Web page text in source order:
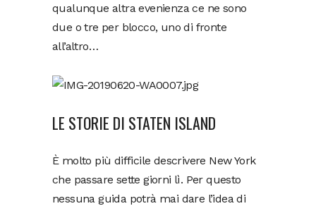
qualunque altra evenienza ce ne sono
due o tre per blocco, uno di fronte
all’altro…
LE STORIE DI STATEN ISLAND
È molto più difficile descrivere New York
che passare sette giorni lì. Per questo
nessuna guida potrà mai dare l’idea di